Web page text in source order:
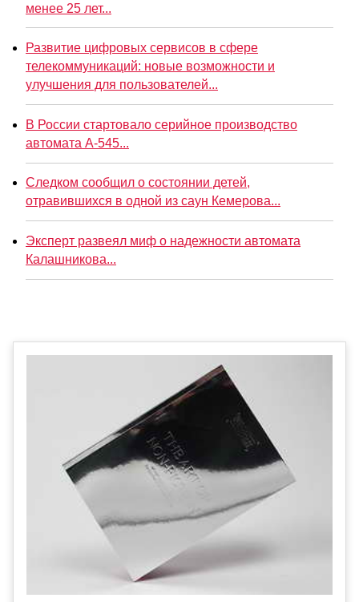
менее 25 лет...
Развитие цифровых сервисов в сфере
телекоммуникаций: новые возможности и
улучшения для пользователей...
В России стартовало серийное производство
автомата А-545...
Следком сообщил о состоянии детей,
отравившихся в одной из саун Кемерова...
Эксперт развеял миф о надежности автомата
Калашникова...